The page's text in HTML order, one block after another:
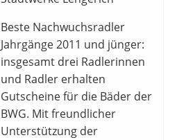
Beste Nachwuchsradler
Jahrgänge 2011 und jünger:
insgesamt drei Radlerinnen
und Radler erhalten
Gutscheine für die Bäder der
BWG. Mit freundlicher
Unterstützung der